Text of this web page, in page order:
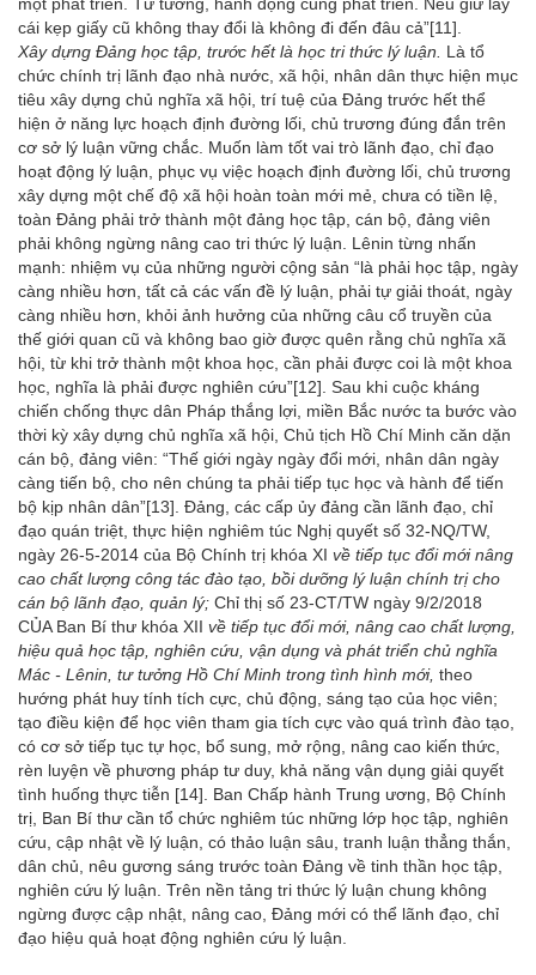
một phát triển. Tư tưởng, hành động cũng phát triển. Nếu giữ lấy
cái kẹp giấy cũ không thay đổi là không đi đến đâu cả”[11].
Xây dựng Đảng học tập, trước hết là học tri thức lý luận. Là tổ
chức chính trị lãnh đạo nhà nước, xã hội, nhân dân thực hiện mục
tiêu xây dựng chủ nghĩa xã hội, trí tuệ của Đảng trước hết thể
hiện ở năng lực hoạch định đường lối, chủ trương đúng đắn trên
cơ sở lý luận vững chắc. Muốn làm tốt vai trò lãnh đạo, chỉ đạo
hoạt động lý luận, phục vụ việc hoạch định đường lối, chủ trương
xây dựng một chế độ xã hội hoàn toàn mới mẻ, chưa có tiền lệ,
toàn Đảng phải trở thành một đảng học tập, cán bộ, đảng viên
phải không ngừng nâng cao tri thức lý luận. Lênin từng nhấn
mạnh: nhiệm vụ của những người cộng sản “là phải học tập, ngày
càng nhiều hơn, tất cả các vấn đề lý luận, phải tự giải thoát, ngày
càng nhiều hơn, khỏi ảnh hưởng của những câu cổ truyền của
thế giới quan cũ và không bao giờ được quên rằng chủ nghĩa xã
hội, từ khi trở thành một khoa học, cần phải được coi là một khoa
học, nghĩa là phải được nghiên cứu”[12]. Sau khi cuộc kháng
chiến chống thực dân Pháp thắng lợi, miền Bắc nước ta bước vào
thời kỳ xây dựng chủ nghĩa xã hội, Chủ tịch Hồ Chí Minh căn dặn
cán bộ, đảng viên: “Thế giới ngày ngày đổi mới, nhân dân ngày
càng tiến bộ, cho nên chúng ta phải tiếp tục học và hành để tiến
bộ kịp nhân dân”[13]. Đảng, các cấp ủy đảng cần lãnh đạo, chỉ
đạo quán triệt, thực hiện nghiêm túc Nghị quyết số 32-NQ/TW,
ngày 26-5-2014 của Bộ Chính trị khóa XI về tiếp tục đổi mới nâng
cao chất lượng công tác đào tạo, bồi dưỡng lý luận chính trị cho
cán bộ lãnh đạo, quản lý; Chỉ thị số 23-CT/TW ngày 9/2/2018
CỦA Ban Bí thư khóa XII về tiếp tục đổi mới, nâng cao chất lượng,
hiệu quả học tập, nghiên cứu, vận dụng và phát triển chủ nghĩa
Mác - Lênin, tư tưởng Hồ Chí Minh trong tình hình mới, theo
hướng phát huy tính tích cực, chủ động, sáng tạo của học viên;
tạo điều kiện để học viên tham gia tích cực vào quá trình đào tạo,
có cơ sở tiếp tục tự học, bổ sung, mở rộng, nâng cao kiến thức,
rèn luyện về phương pháp tư duy, khả năng vận dụng giải quyết
tình huống thực tiễn [14]. Ban Chấp hành Trung ương, Bộ Chính
trị, Ban Bí thư cần tổ chức nghiêm túc những lớp học tập, nghiên
cứu, cập nhật về lý luận, có thảo luận sâu, tranh luận thẳng thắn,
dân chủ, nêu gương sáng trước toàn Đảng về tinh thần học tập,
nghiên cứu lý luận. Trên nền tảng tri thức lý luận chung không
ngừng được cập nhật, nâng cao, Đảng mới có thể lãnh đạo, chỉ
đạo hiệu quả hoạt động nghiên cứu lý luận.